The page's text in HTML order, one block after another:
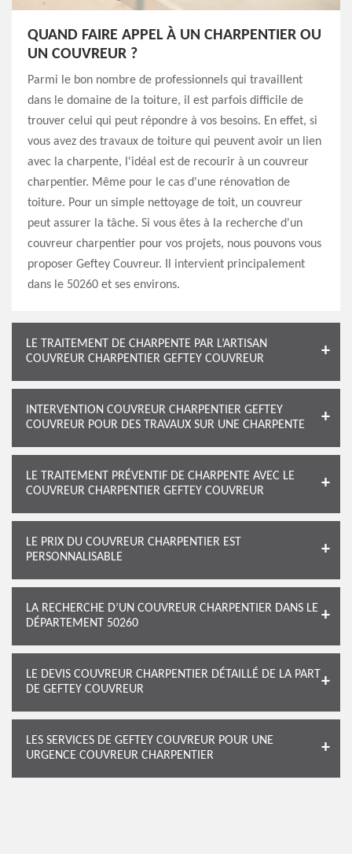
QUAND FAIRE APPEL À UN CHARPENTIER OU
UN COUVREUR ?
Parmi le bon nombre de professionnels qui travaillent
dans le domaine de la toiture, il est parfois difficile de
trouver celui qui peut répondre à vos besoins. En effet, si
vous avez des travaux de toiture qui peuvent avoir un lien
avec la charpente, l'idéal est de recourir à un couvreur
charpentier. Même pour le cas d'une rénovation de
toiture. Pour un simple nettoyage de toit, un couvreur
peut assurer la tâche. Si vous êtes à la recherche d'un
couvreur charpentier pour vos projets, nous pouvons vous
proposer Geftey Couvreur. Il intervient principalement
dans le 50260 et ses environs.
LE TRAITEMENT DE CHARPENTE PAR L’ARTISAN
COUVREUR CHARPENTIER GEFTEY COUVREUR
INTERVENTION COUVREUR CHARPENTIER GEFTEY
COUVREUR POUR DES TRAVAUX SUR UNE CHARPENTE
LE TRAITEMENT PRÉVENTIF DE CHARPENTE AVEC LE
COUVREUR CHARPENTIER GEFTEY COUVREUR
LE PRIX DU COUVREUR CHARPENTIER EST
PERSONNALISABLE
LA RECHERCHE D’UN COUVREUR CHARPENTIER DANS LE
DÉPARTEMENT 50260
LE DEVIS COUVREUR CHARPENTIER DÉTAILLÉ DE LA PART
DE GEFTEY COUVREUR
LES SERVICES DE GEFTEY COUVREUR POUR UNE
URGENCE COUVREUR CHARPENTIER